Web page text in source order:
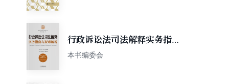
行政诉讼法司法解释实务指南
与疑难解答
本书编委会